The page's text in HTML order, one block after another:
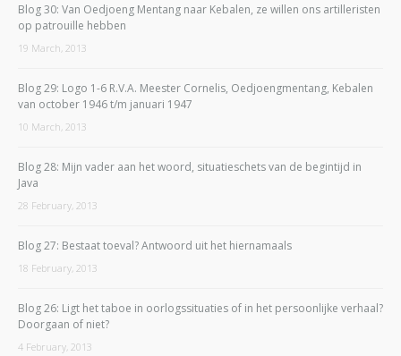
Blog 30: Van Oedjoeng Mentang naar Kebalen, ze willen ons artilleristen
op patrouille hebben
19 March, 2013
Blog 29: Logo 1-6 R.V.A. Meester Cornelis, Oedjoengmentang, Kebalen
van october 1946 t/m januari 1947
10 March, 2013
Blog 28: Mijn vader aan het woord, situatieschets van de begintijd in
Java
28 February, 2013
Blog 27: Bestaat toeval? Antwoord uit het hiernamaals
18 February, 2013
Blog 26: Ligt het taboe in oorlogssituaties of in het persoonlijke verhaal?
Doorgaan of niet?
4 February, 2013